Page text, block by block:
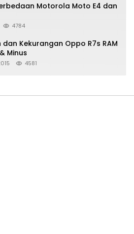
Motorola Moto E4 dan
4784
dan Kekurangan Oppo R7s RAM
Minus
4581